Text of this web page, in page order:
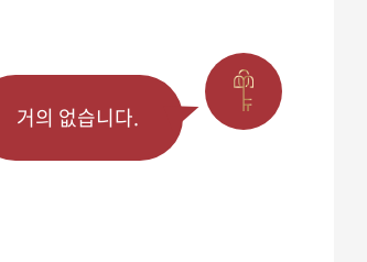
거의 없습니다.